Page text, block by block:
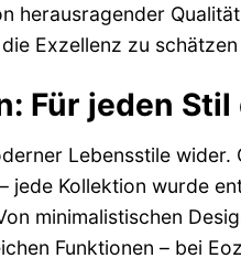
Exzellenz zu
Für jeden
Lebensstile wider.
Kollektion wurde
minimalistischen
Funktionen – bei